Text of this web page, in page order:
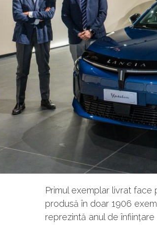
Primul exemplar livrat face
produsă în doar 1906
reprezintă anul de